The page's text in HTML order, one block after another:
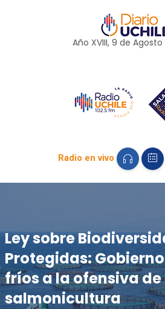
Año XVIII, 9 de Agosto
Radio en vivo
Ley sobre
Protegidas:
fríos a la ofensiva de
salmonicultura